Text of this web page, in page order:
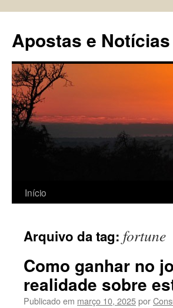
conteúdo
Apostas e Notícias
Início
Arquivo da tag: fortune
Como ganhar no
realidade sobre
Publicado em março 10, 2025por